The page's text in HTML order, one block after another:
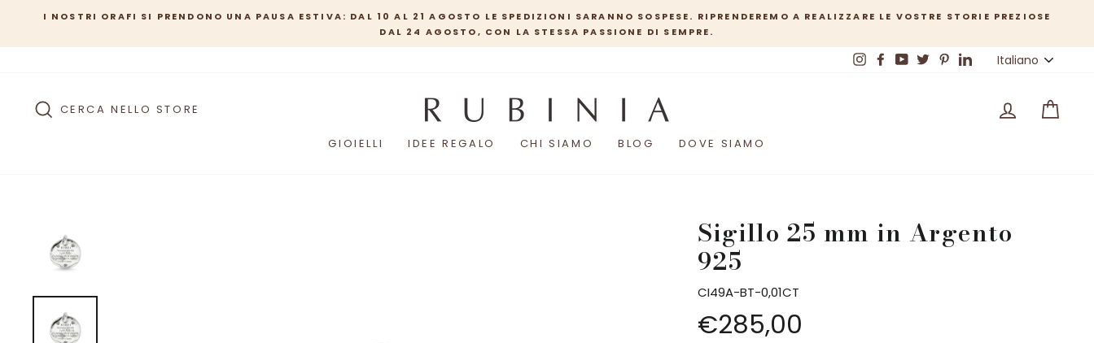
contenuto
SI PRENDONO UNA PAUSA ESTIVA: DAL 10 AL 21 AGOSTO LE SPEDIZIONI SARANNO SOSPESE. RIPRENDEREMO A REALIZZARE LE VOSTRE STORIE PREZIOSE
DAL 24 AGOSTO, CON LA STESSA PASSIONE DI SEMPRE.
Instagram
Facebook
YouTubeTwitterPinterestLinkedInLingua
Italiano
SEARCH
CERCA NELLO STORE LOG IN
GIOIELLI IDEE REGALO CHI SIAMO BLOG DOVE SIAMO
Sigillo 25 mm in Argento
925
CI49A-BT-0,01CT
Prezzo
intero
€285,00